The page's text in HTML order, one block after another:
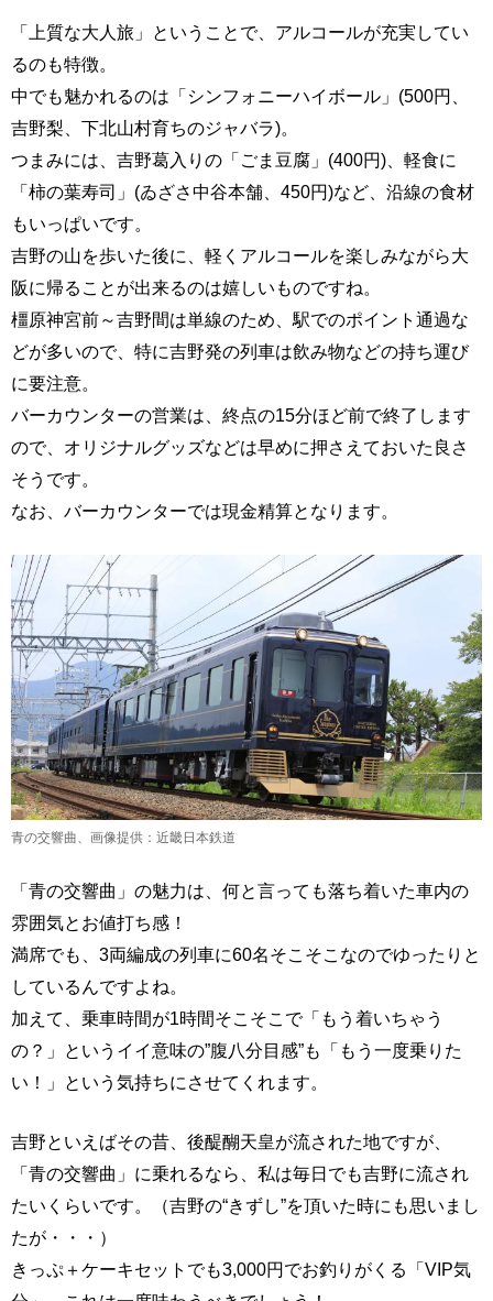
「上質な大人旅」ということで、アルコールが充実してい
るのも特徴。
中でも魅かれるのは「シンフォニーハイボール」(500円、
吉野梨、下北山村育ちのジャバラ)。
つまみには、吉野葛入りの「ごま豆腐」(400円)、軽食に
「柿の葉寿司」(ゐざさ中谷本舗、450円)など、沿線の食材
もいっぱいです。
吉野の山を歩いた後に、軽くアルコールを楽しみながら大
阪に帰ることが出来るのは嬉しいものですね。
橿原神宮前～吉野間は単線のため、駅でのポイント通過な
どが多いので、特に吉野発の列車は飲み物などの持ち運び
に要注意。
バーカウンターの営業は、終点の15分ほど前で終了します
ので、オリジナルグッズなどは早めに押さえておいた良さ
そうです。
なお、バーカウンターでは現金精算となります。
青の交響曲、画像提供：近畿日本鉄道
「青の交響曲」の魅力は、何と言っても落ち着いた車内の
雰囲気とお値打ち感！
満席でも、3両編成の列車に60名そこそこなのでゆったりと
しているんですよね。
加えて、乗車時間が1時間そこそこで「もう着いちゃう
の？」というイイ意味の”腹八分目感”も「もう一度乗りた
い！」という気持ちにさせてくれます。
吉野といえばその昔、後醍醐天皇が流された地ですが、
「青の交響曲」に乗れるなら、私は毎日でも吉野に流され
たいくらいです。（吉野の“きずし”を頂いた時にも思いまし
たが・・・）
きっぷ＋ケーキセットでも3,000円でお釣りがくる「VIP気